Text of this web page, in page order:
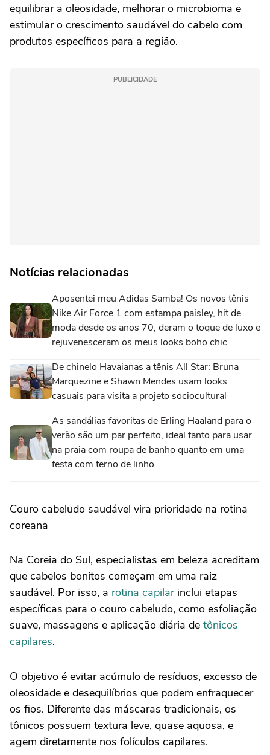
equilibrar a oleosidade, melhorar o microbioma e
estimular o crescimento saudável do cabelo com
produtos específicos para a região.
PUBLICIDADE
Notícias relacionadas
Aposentei meu Adidas Samba! Os novos tênis
Nike Air Force 1 com estampa paisley, hit de
moda desde os anos 70, deram o toque de luxo e
rejuvenesceram os meus looks boho chic
De chinelo Havaianas a tênis All Star: Bruna
Marquezine e Shawn Mendes usam looks
casuais para visita a projeto sociocultural
As sandálias favoritas de Erling Haaland para o
verão são um par perfeito, ideal tanto para usar
na praia com roupa de banho quanto em uma
festa com terno de linho
Couro cabeludo saudável vira prioridade na rotina
coreana
Na Coreia do Sul, especialistas em beleza acreditam
que cabelos bonitos começam em uma raiz
saudável. Por isso, a rotina capilarinclui etapas
específicas para o couro cabeludo, como esfoliação
suave, massagens e aplicação diária de tônicos
capilares.
O objetivo é evitar acúmulo de resíduos, excesso de
oleosidade e desequilíbrios que podem enfraquecer
os fios. Diferente das máscaras tradicionais, os
tônicos possuem textura leve, quase aquosa, e
agem diretamente nos folículos capilares.